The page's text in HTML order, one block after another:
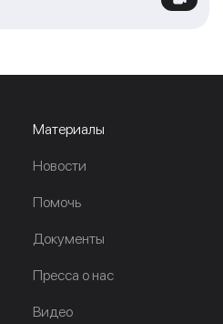
Материалы
Новости
Помочь
Документы
Пресса о нас
Видео